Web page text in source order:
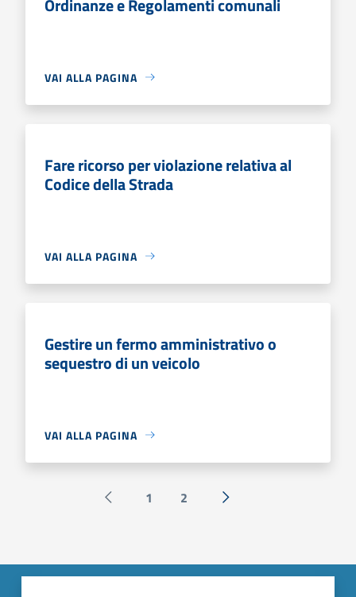
VAI ALLA PAGINA
Fare ricorso per violazione relativa al
Codice della Strada
VAI ALLA PAGINA
Gestire un fermo amministrativo o
sequestro di un veicolo
VAI ALLA PAGINA
Pagina precedente
1 2 Successiva »